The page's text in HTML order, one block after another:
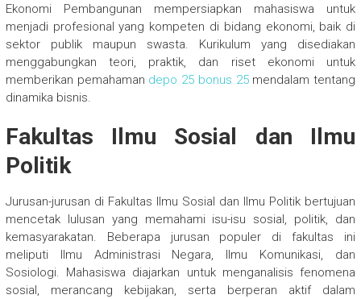
Ekonomi Pembangunan mempersiapkan mahasiswa untuk
menjadi profesional yang kompeten di bidang ekonomi, baik di
sektor publik maupun swasta. Kurikulum yang disediakan
menggabungkan teori, praktik, dan riset ekonomi untuk
memberikan pemahaman depo 25 bonus 25mendalam tentang
dinamika bisnis.
Fakultas Ilmu Sosial dan Ilmu
Politik
Jurusan-jurusan di Fakultas Ilmu Sosial dan Ilmu Politik bertujuan
mencetak lulusan yang memahami isu-isu sosial, politik, dan
kemasyarakatan. Beberapa jurusan populer di fakultas ini
meliputi Ilmu Administrasi Negara, Ilmu Komunikasi, dan
Sosiologi. Mahasiswa diajarkan untuk menganalisis fenomena
sosial, merancang kebijakan, serta berperan aktif dalam